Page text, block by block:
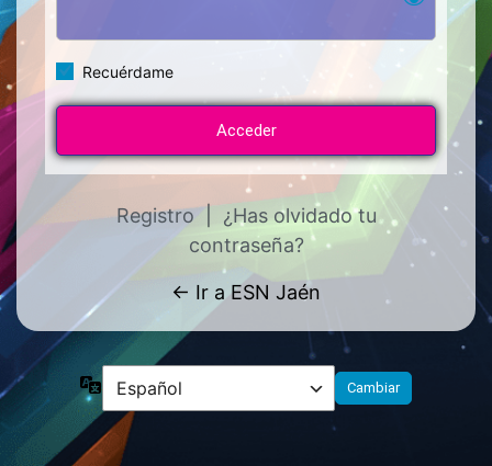
Recuérdame
Registro
¿Has olvidado tu
contraseña?
← Ir a ESN Jaén
Idioma